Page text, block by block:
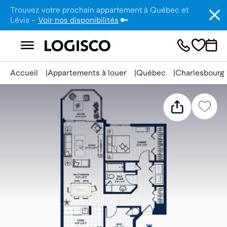
Trouvez votre prochain appartement à Québec et
Lévis – Voir nos disponibilités 🔑
Accueil Appartements à louer Québec Charlesbourg